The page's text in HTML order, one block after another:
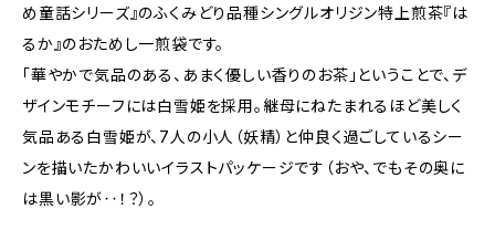
め童話シリーズ』のふくみどり品種シングルオリジン特上煎茶『は
るか』のおためし一煎袋です。
「華やかで気品のある、あまく優しい香りのお茶」ということで、デ
ザインモチーフには白雪姫を採用。継母にねたまれるほど美しく
気品ある白雪姫が、7人の小人（妖精）と仲良く過ごしているシー
ンを描いたかわいいイラストパッケージです（おや、でもその奥に
は黒い影が‥！？）。